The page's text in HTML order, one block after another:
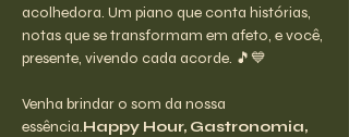
acolhedora. Um piano que conta histórias,
notas que se transformam em afeto, e você,
presente, vivendo cada acorde. 🎵💙
Venha brindar o som da nossa
essência.Happy Hour, Gastronomia,